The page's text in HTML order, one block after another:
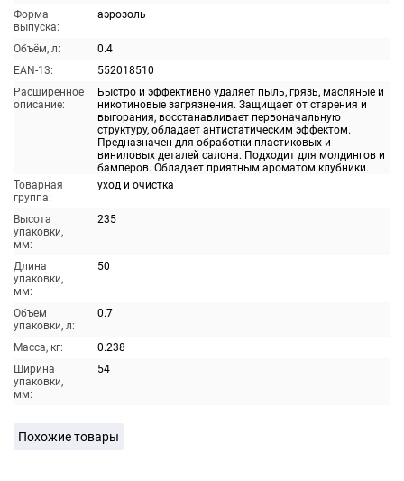
Форма
выпуска:
аэрозоль
Объём, л:
0.4
EAN-13:
552018510
Расширенное
описание:
Быстро и эффективно удаляет пыль, грязь, масляные и
никотиновые загрязнения. Защищает от старения и
выгорания, восстанавливает первоначальную
структуру, обладает антистатическим эффектом.
Предназначен для обработки пластиковых и
виниловых деталей салона. Подходит для молдингов и
бамперов. Обладает приятным ароматом клубники.
Товарная
группа:
уход и очистка
Высота
упаковки,
мм:
235
Длина
упаковки,
мм:
50
Объем
упаковки, л:
0.7
Масса, кг:
0.238
Ширина
упаковки,
мм:
54
Похожие товары